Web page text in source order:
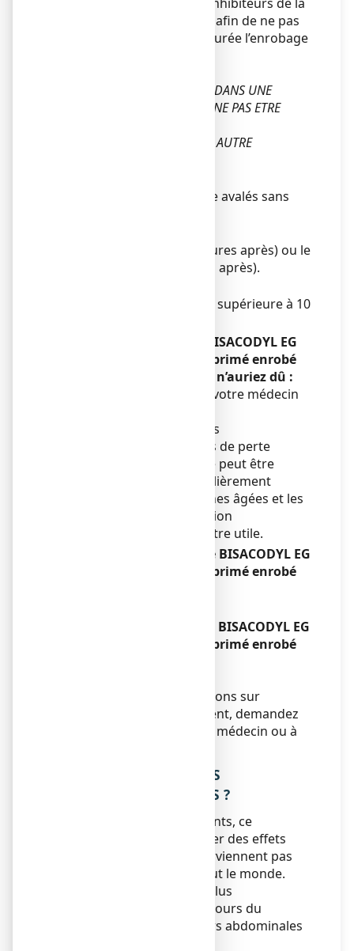
pompe à protons ou le lait, afin de ne pas
dissoudre de façon prématurée l’enrobage
PERSONNELLEMENT DELIVRE DANS UNE
SITUATION PRECISE : IL PEUT NE PAS ETRE
NE PAS LE CONSEILLER A UNE AUTRE
Les comprimés doivent être avalés sans
Prendre le soir (effet 10 heures après) ou le
matin à jeun (effet 5 heures après).
Pas d’utilisation prolongée, supérieure à 10
Si vous avez pris plus de BISACODYL EG
LABO CONSEIL 5 mg, comprimé enrobé
gastro-résistant que vous n’auriez dû :
Consultez immédiatement votre médecin
Une correction des troubles
hydroélectrolytiques en cas de perte
liquidienne très importante peut être
nécessaire. Ceci est particulièrement
important chez les personnes âgées et les
sujets jeunes. L'administration
d'antispasmodiques peut être utile.
Si vous oubliez de prendre BISACODYL EG
LABO CONSEIL 5 mg, comprimé enrobé
Si vous arrêtez de prendre BISACODYL EG
LABO CONSEIL 5 mg, comprimé enrobé
Si vous avez d’autres questions sur
l’utilisation de ce médicament, demandez
plus d’informations à votre médecin ou à
4. QUELS SONT LES EFFETS
INDESIRABLES EVENTUELS ?
Comme tous les médicaments, ce
médicament peut provoquer des effets
indésirables, mais ils ne surviennent pas
systématiquement chez tout le monde.
Les effets indésirables les plus
fréquemment signalés au cours du
traitement sont les douleurs abdominales